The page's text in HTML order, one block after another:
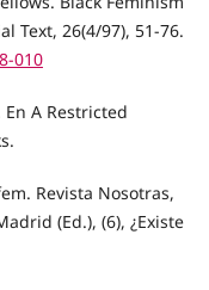
Text, 26(4/97), 51-76.
010
En A Restricted
Revista Nosotras,
(Ed.), (6), ¿Existe